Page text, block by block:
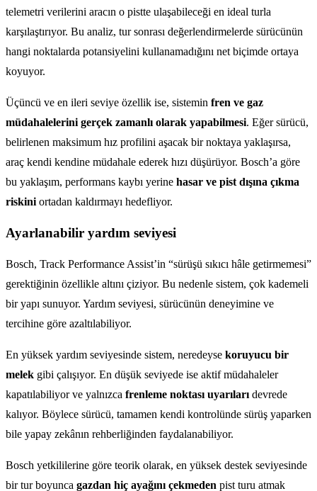
telemetri verilerini aracın o pistte ulaşabileceği en ideal turla
karşılaştırıyor. Bu analiz, tur sonrası değerlendirmelerde sürücünün
hangi noktalarda potansiyelini kullanamadığını net biçimde ortaya
koyuyor.
Üçüncü ve en ileri seviye özellik ise, sistemin fren ve gaz
müdahalelerini gerçek zamanlı olarak yapabilmesi. Eğer sürücü,
belirlenen maksimum hız profilini aşacak bir noktaya yaklaşırsa,
araç kendi kendine müdahale ederek hızı düşürüyor. Bosch’a göre
bu yaklaşım, performans kaybı yerine hasar ve pist dışına çıkma
riskiniortadan kaldırmayı hedefliyor.
Ayarlanabilir yardım seviyesi
Bosch, Track Performance Assist’in “sürüşü sıkıcı hâle getirmemesi”
gerektiğinin özellikle altını çiziyor. Bu nedenle sistem, çok kademeli
bir yapı sunuyor. Yardım seviyesi, sürücünün deneyimine ve
tercihine göre azaltılabiliyor.
En yüksek yardım seviyesinde sistem, neredeyse koruyucu bir
melek gibi çalışıyor. En düşük seviyede ise aktif müdahaleler
kapatılabiliyor ve yalnızca frenleme noktası uyarıları devrede
kalıyor. Böylece sürücü, tamamen kendi kontrolünde sürüş yaparken
bile yapay zekânın rehberliğinden faydalanabiliyor.
Bosch yetkililerine göre teorik olarak, en yüksek destek seviyesinde
bir tur boyunca gazdan hiç ayağını çekmeden pist turu atmak